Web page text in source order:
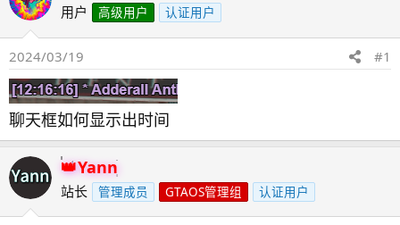
用户 高级用户 认证用户
2024/03/19 #1
聊天框如何显示出时间
Yann
站长 管理成员 GTAOS管理组 认证用户